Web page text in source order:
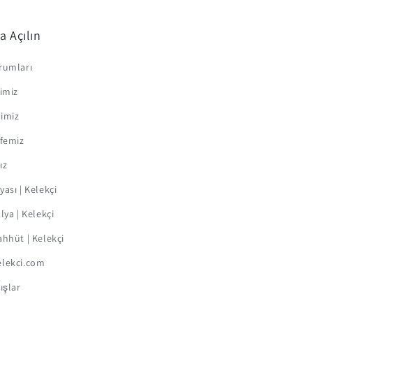
Açılın
| Kelekçi
| Kelekçi
| Kelekçi